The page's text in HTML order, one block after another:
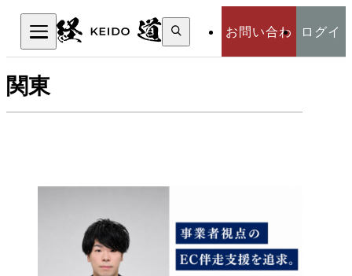
お問い合わ ログイ
検
索:
検索
関東